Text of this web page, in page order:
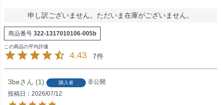
申し訳ございません。ただいま在庫がございません。
商品番号 322-1317010106-005b
4.43 7
3be 1 購入者
非公開
投稿日
2026/07/12